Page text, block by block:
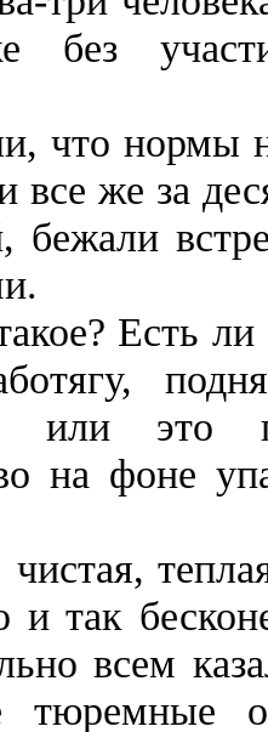
без
что нормы
все же за
бежали
Есть ли
или это
на фоне
и так
всем
тюремные